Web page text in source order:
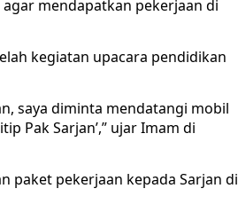
mendapatkan pekerjaan di
kegiatan upacara pendidikan
saya diminta mendatangi mobil
Pak Sarjan’,” ujar Imam di
paket pekerjaan kepada Sarjan di